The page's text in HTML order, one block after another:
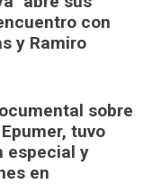
con
y Ramiro
sobre
tuvo
especial y
en